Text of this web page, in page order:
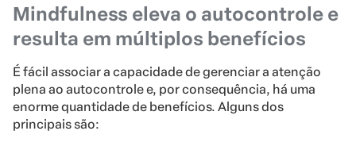
Mindfulness eleva o autocontrole e
resulta em múltiplos benefícios
É fácil associar a capacidade de gerenciar a atenção
plena ao autocontrole e, por consequência, há uma
enorme quantidade de benefícios. Alguns dos
principais são: